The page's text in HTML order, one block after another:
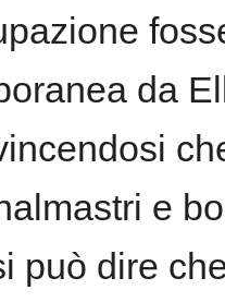
da
e
può dire